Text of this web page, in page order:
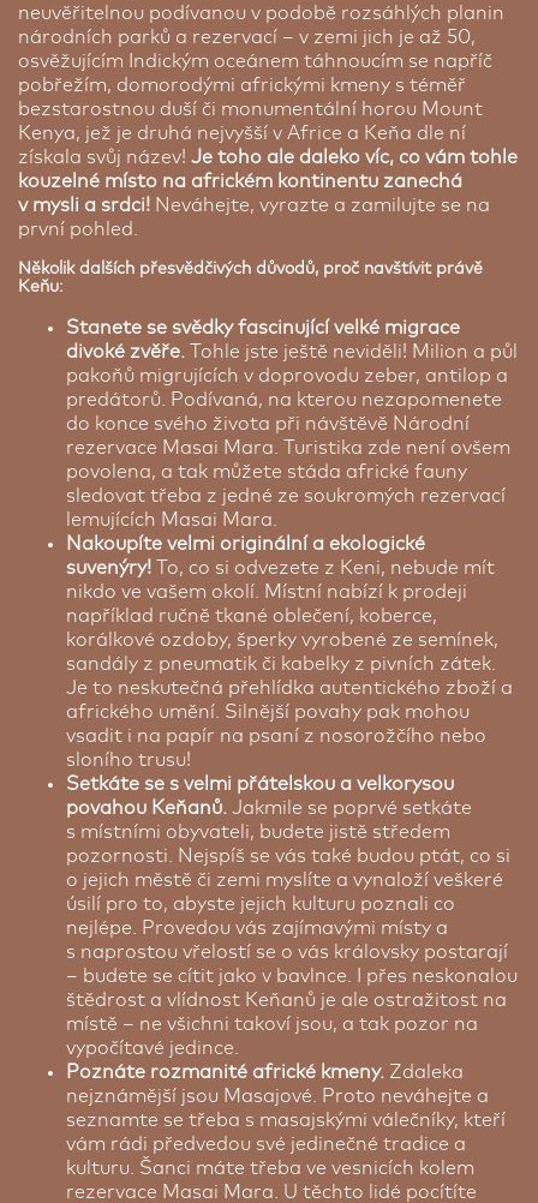
neuvěřitelnou podívanou v podobě rozsáhlých planin
národních parků a rezervací – v zemi jich je až 50,
osvěžujícím Indickým oceánem táhnoucím se napříč
pobřežím, domorodými africkými kmeny s téměř
bezstarostnou duší či monumentální horou Mount
Kenya, jež je druhá nejvyšší v Africe a Keňa dle ní
získala svůj název! Je toho ale daleko víc, co vám tohle
kouzelné místo na africkém kontinentu zanechá
v mysli a srdci! Neváhejte, vyrazte a zamilujte se na
první pohled.
Několik dalších přesvědčivých důvodů, proč navštívit právě
Keňu:
Stanete se svědky fascinující velké migrace
divoké zvěře.
Tohle jste ještě neviděli! Milion a půl
pakoňů migrujících v doprovodu zeber, antilop a
predátorů. Podívaná, na kterou nezapomenete
do konce svého života při návštěvě Národní
rezervace Masai Mara. Turistika zde není ovšem
povolena, a tak můžete stáda africké fauny
sledovat třeba z jedné ze soukromých rezervací
lemujících Masai Mara.
Nakoupíte velmi originální a ekologické
suvenýry!
To, co si odvezete z Keni, nebude mít
nikdo ve vašem okolí. Místní nabízí k prodeji
například ručně tkané oblečení, koberce,
korálkové ozdoby, šperky vyrobené ze semínek,
sandály z pneumatik či kabelky z pivních zátek.
Je to neskutečná přehlídka autentického zboží a
afrického umění. Silnější povahy pak mohou
vsadit i na papír na psaní z nosorožčího nebo
sloního trusu!
Setkáte se s velmi přátelskou a velkorysou
povahou Keňanů. Jakmile se poprvé setkáte
s místními obyvateli, budete jistě středem
pozornosti. Nejspíš se vás také budou ptát, co si
o jejich městě či zemi myslíte a vynaloží veškeré
úsilí pro to, abyste jejich kulturu poznali co
nejlépe. Provedou vás zajímavými místy a
s naprostou vřelostí se o vás královsky postarají
– budete se cítit jako v bavlnce. I přes neskonalou
štědrost a vlídnost Keňanů je ale ostražitost na
místě – ne všichni takoví jsou, a tak pozor na
vypočítavé jedince.
Poznáte rozmanité africké kmeny. Zdaleka
nejznámější jsou Masajové. Proto neváhejte a
seznamte se třeba s masajskými válečníky, kteří
vám rádi předvedou své jedinečné tradice a
kulturu. Šanci máte třeba ve vesnicích kolem
rezervace Masai Mara. U těchto lidé pocítíte